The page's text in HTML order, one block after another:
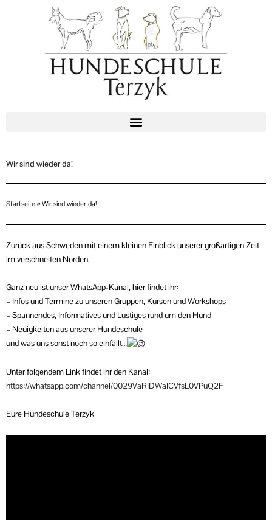
Wir sind wieder da!
Startseite »Wir sind wieder da!
Zurück aus Schweden mit einem kleinen Einblick unserer großartigen Zeit
im verschneiten Norden.
Ganz neu ist unser WhatsApp-Kanal, hier findet ihr:
– Infos und Termine zu unseren Gruppen, Kursen und Workshops
– Spannendes, Informatives und Lustiges rund um den Hund
– Neuigkeiten aus unserer Hundeschule
und was uns sonst noch so einfällt…
Unter folgendem Link findet ihr den Kanal:
https://whatsapp.com/channel/0029VaRIDWaICVfsL0VPuQ2F
Eure Hundeschule Terzyk